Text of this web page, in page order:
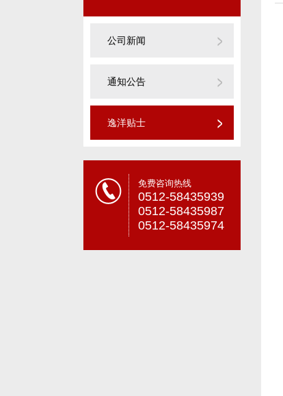
公司新闻
通知公告
逸洋贴士
免费咨询热线
0512-58435939
0512-58435987
0512-58435974